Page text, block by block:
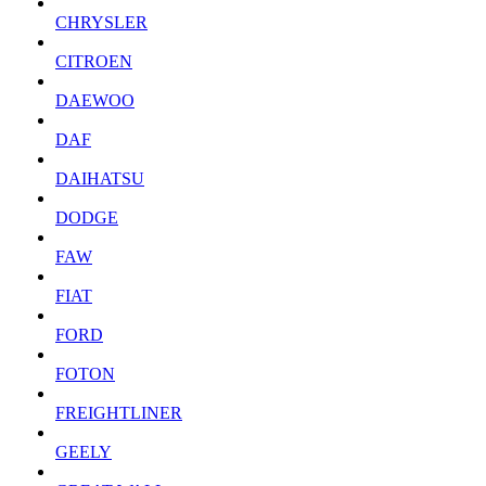
CHRYSLER
CITROEN
DAEWOO
DAF
DAIHATSU
DODGE
FAW
FIAT
FORD
FOTON
FREIGHTLINER
GEELY